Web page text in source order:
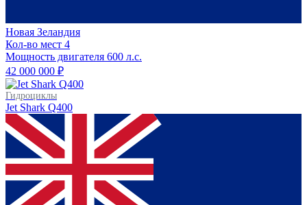
Новая Зеландия
Кол-во мест 4
Мощность двигателя 600 л.с.
42 000 000 ₽
Гидроциклы
Jet Shark Q400